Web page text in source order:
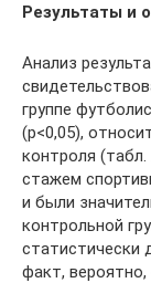
Результаты и
Анализ
группе
(p<0,05),
контроля (табл.
стажем
и были
контрольной
статистически
факт,